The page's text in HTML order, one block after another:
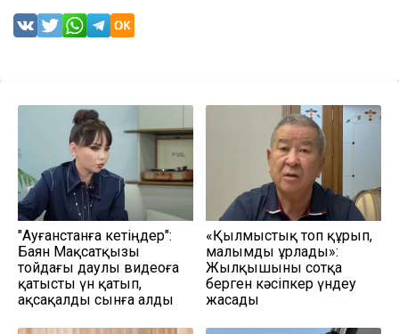
"Ауғанстанға кетіңдер":
Баян Мақсатқызы
тойдағы даулы видеоға
қатысты үн қатып,
ақсақалды сынға алды
«Қылмыстық топ құрып,
малымды ұрлады»:
Жылқышыны сотқа
берген кәсіпкер үндеу
жасады